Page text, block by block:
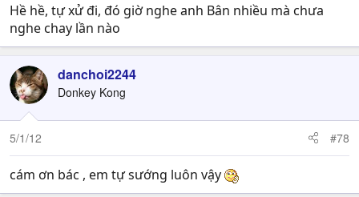
Hề hề, tự xử đi, đó giờ nghe anh Bân nhiều mà chưa
nghe chay lần nào
danchoi2244
Donkey Kong
5/1/12 #78
cám ơn bác , em tự sướng luôn vậy